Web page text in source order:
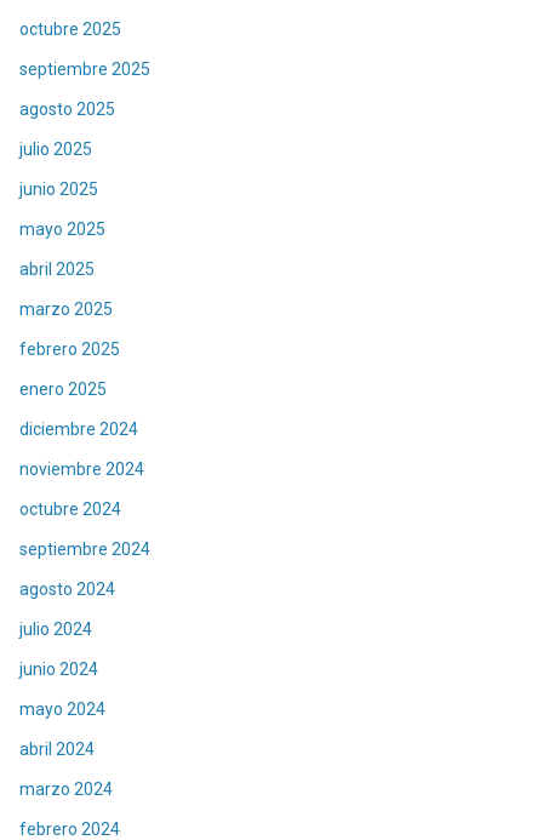
octubre 2025
septiembre 2025
agosto 2025
julio 2025
junio 2025
mayo 2025
abril 2025
marzo 2025
febrero 2025
enero 2025
diciembre 2024
noviembre 2024
octubre 2024
septiembre 2024
agosto 2024
julio 2024
junio 2024
mayo 2024
abril 2024
marzo 2024
febrero 2024